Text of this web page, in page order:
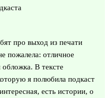
про выход из печати
пожалела: отличное
обложка. В тексте
я полюбила подкаст
есть истории, о